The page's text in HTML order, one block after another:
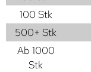
100 Stk
500+ Stk
Ab 1000
Stk